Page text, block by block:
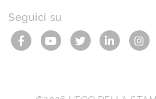
Seguici su